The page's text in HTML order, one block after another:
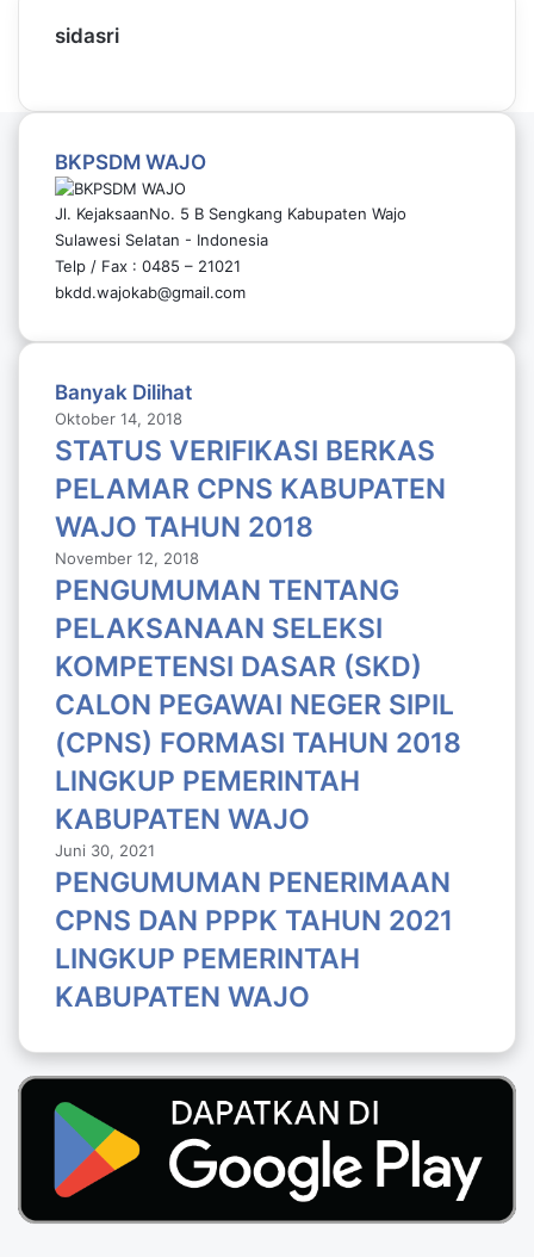
sidasri
BKPSDM WAJO
Jl. KejaksaanNo. 5 B Sengkang Kabupaten Wajo
Sulawesi Selatan - Indonesia
Telp / Fax : 0485 – 21021
bkdd.wajokab@gmail.com
Banyak Dilihat
Oktober 14, 2018
STATUS VERIFIKASI BERKAS
PELAMAR CPNS KABUPATEN
WAJO TAHUN 2018
November 12, 2018
PENGUMUMAN TENTANG
PELAKSANAAN SELEKSI
KOMPETENSI DASAR (SKD)
CALON PEGAWAI NEGER SIPIL
(CPNS) FORMASI TAHUN 2018
LlNGKUP PEMERINTAH
KABUPATEN WAJO
Juni 30, 2021
PENGUMUMAN PENERIMAAN
CPNS DAN PPPK TAHUN 2021
LINGKUP PEMERINTAH
KABUPATEN WAJO